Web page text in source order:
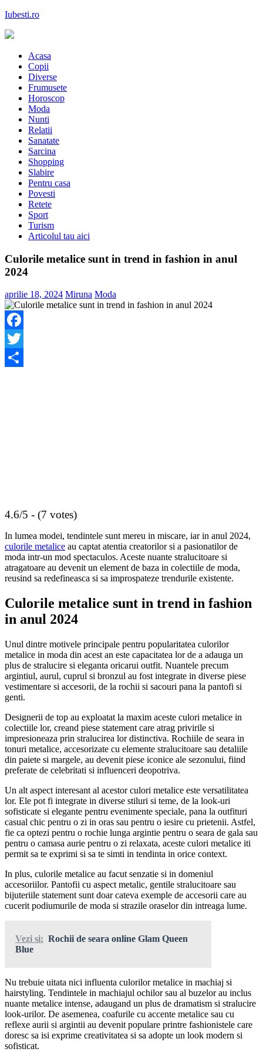
Skip
content
Iubesti.ro
astazi
Acasa
Copii
Diverse
Frumusete
Horoscop
Moda
Nunti
Relatii
Sanatate
Sarcina
Shopping
Slabire
Pentru casa
Povesti
Retete
Sport
Turism
Articolul tau aici
Culorile metalice sunt in trend in fashion in anul
2024
aprilie 18, 2024 Miruna Moda
Facebook
Twitter
4.6/5 - (7 votes)
In lumea modei, tendintele sunt mereu in miscare, iar in anul 2024,
culorile metalice au captat atentia creatorilor si a pasionatilor de
moda intr-un mod spectaculos. Aceste nuante stralucitoare si
atragatoare au devenit un element de baza in colectiile de moda,
reusind sa redefineasca si sa improspateze trendurile existente.
Culorile metalice sunt in trend in fashion
in anul 2024
Unul dintre motivele principale pentru popularitatea culorilor
metalice in moda din acest an este capacitatea lor de a adauga un
plus de stralucire si eleganta oricarui outfit. Nuantele precum
argintiul, aurul, cuprul si bronzul au fost integrate in diverse piese
vestimentare si accesorii, de la rochii si sacouri pana la pantofi si
genti.
Designerii de top au exploatat la maxim aceste culori metalice in
colectiile lor, creand piese statement care atrag privirile si
impresioneaza prin stralucirea lor distinctiva. Rochiile de seara in
tonuri metalice, accesorizate cu elemente stralucitoare sau detaliile
din paiete si margele, au devenit piese iconice ale sezonului, fiind
preferate de celebritati si influenceri deopotriva.
Un alt aspect interesant al acestor culori metalice este versatilitatea
lor. Ele pot fi integrate in diverse stiluri si teme, de la look-uri
sofisticate si elegante pentru evenimente speciale, pana la outfituri
casual chic pentru o zi in oras sau pentru o iesire cu prietenii. Astfel,
fie ca optezi pentru o rochie lunga argintie pentru o seara de gala sau
pentru o camasa aurie pentru o zi relaxata, aceste culori metalice iti
permit sa te exprimi si sa te simti in tendinta in orice context.
In plus, culorile metalice au facut senzatie si in domeniul
accesoriilor. Pantofii cu aspect metalic, gentile stralucitoare sau
bijuteriile statement sunt doar cateva exemple de accesorii care au
cucerit podiumurile de moda si strazile oraselor din intreaga lume.
Vezi si: Rochii de seara online Glam Queen
Blue
Nu trebuie uitata nici influenta culorilor metalice in machiaj si
hairstyling. Tendintele in machiajul ochilor sau al buzelor au inclus
nuante metalice intense, adaugand un plus de dramatism si stralucire
look-urilor. De asemenea, coafurile cu accente metalice sau cu
reflexe aurii si argintii au devenit populare printre fashionistele care
doresc sa isi exprime creativitatea si sa adopte un look modern si
sofisticat.